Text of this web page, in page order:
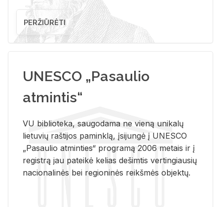
PERŽIŪRĖTI
UNESCO „Pasaulio
atmintis“
VU biblioteka, saugodama ne vieną unikalų
lietuvių raštijos paminklą, įsijungė į UNESCO
„Pasaulio atminties“ programą 2006 metais ir į
registrą jau pateikė kelias dešimtis vertingiausių
nacionalinės bei regioninės reikšmės objektų.